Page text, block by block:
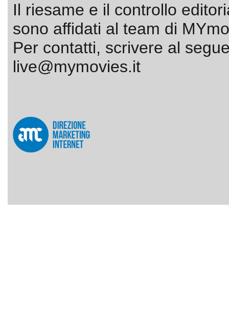
Il riesame e il controllo
sono affidati al team di
Per contatti, scrivere al
live@mymovies.it